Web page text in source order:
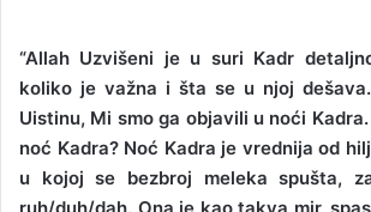
“Allah Uzvišeni je u suri Kadr
koliko je važna i šta se u njoj
Uistinu, Mi smo ga objavili u noći
noć Kadra? Noć Kadra je vrednija od
u kojoj se bezbroj meleka spušta,